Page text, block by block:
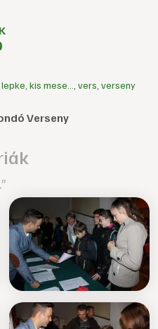
kis mese... vers verseny
Verseny